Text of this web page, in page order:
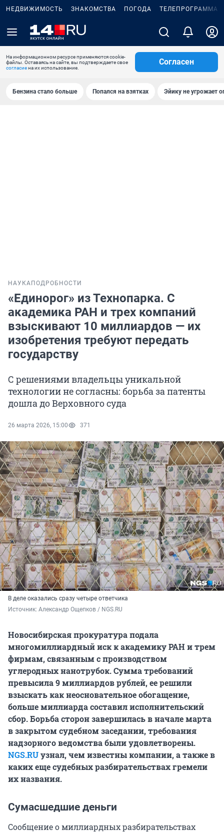
НЕДВИЖИМОСТЬ ЗНАКОМСТВА ПОГОДА ТЕЛЕПРОГРАММА
На информационном ресурсе применяются cookie-
файлы. Оставаясь на сайте, вы подтверждаете свое
согласиена их использование.
Согласен
Бензина стало больше Попался на взятках Эйику не угрожает
НАУКА ПОДРОБНОСТИ
«Единорог» из Технопарка. С
академика РАН и трех компаний
взыскивают 10 миллиардов — их
изобретения требуют передать
государству
С решениями владельцы уникальной
технологии не согласны: борьба за патенты
дошла до Верховного суда
26 марта 2026, 15:00 371
В деле оказались сразу четыре ответчика
Источник: Александр Ощепков / NGS.RU
Новосибирская прокуратура подала
многомиллиардный иск к академику РАН и трем
фирмам, связанным с производством
углеродных нанотрубок. Сумма требований
превысила 9 миллиардов рублей, ее решили
взыскать как неосновательное обогащение,
больше миллиарда составил исполнительский
сбор. Борьба сторон завершилась в начале марта
в закрытом судебном заседании, требования
надзорного ведомства были удовлетворены.
NGS.RUузнал, чем известны компании, а также в
каких еще судебных разбирательствах гремели
их названия.
Сумасшедшие деньги
Сообщение о миллиардных разбирательствах